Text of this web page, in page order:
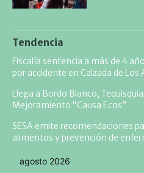
Tendencia
Fiscalía sentencia a más de 4
por accidente en Calzada de Los
Llega a Bordo Blanco,
Mejoramiento “Causa Ecos”
SESA emite recomendaciones
alimentos y prevención de
agosto 2026